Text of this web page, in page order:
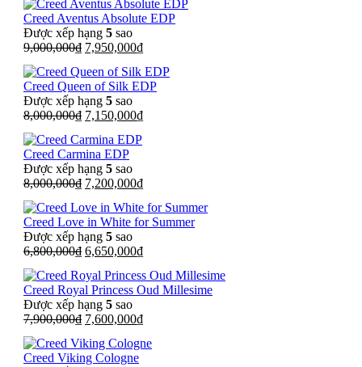
là:
8,000,000₫.
tại
là:
Creed Aventus Absolute EDP
Được xếp hạng 5 sao
9,000,000₫ Giá
là:
9,000,000₫.
7,950,000₫Giá
tại
là:
Creed Queen of Silk EDP
Được xếp hạng 5 sao
8,000,000₫ Giá
là:
8,000,000₫.
7,150,000₫Giá
Creed Carmina EDP
Được xếp hạng 5 sao
8,000,000₫ Giá
là:
8,000,000₫.
7,200,000₫Giá
tại
là:
Creed Love in White for Summer
Được xếp hạng 5 sao
6,800,000₫ Giá
là:
6,800,000₫.
6,650,000₫Giá
tại
là:
Creed Royal Princess Oud Millesime
Được xếp hạng 5 sao
7,900,000₫ Giá
là:
7,900,000₫.
7,600,000₫Giá
tại
Creed Viking Cologne